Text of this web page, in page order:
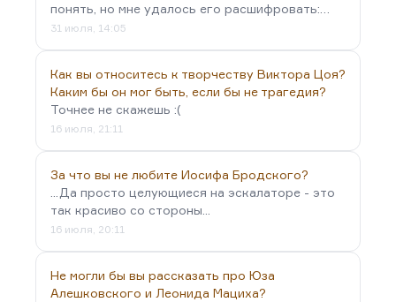
понять, но мне удалось его расшифровать:…
31 июля, 14:05
Как вы относитесь к творчеству Виктора Цоя?
Каким бы он мог быть, если бы не трагедия?
Точнее не скажешь :(
16 июля, 21:11
За что вы не любите Иосифа Бродского?
...Да просто целующиеся на эскалаторе - это
так красиво со стороны...
16 июля, 20:11
Не могли бы вы рассказать про Юза
Алешковского и Леонида Мациха?